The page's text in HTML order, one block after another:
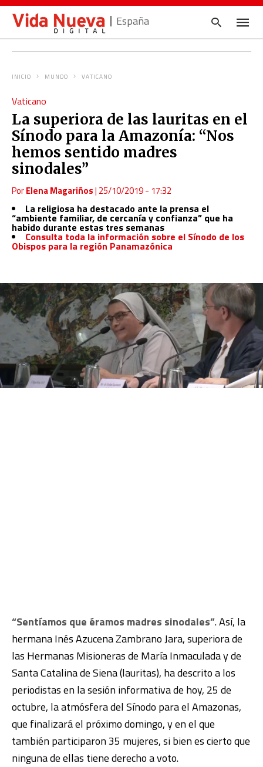
España
y
INICIO MUNDO VATICANO
Vaticano
La superiora de las lauritas en el
Sínodo para la Amazonía: “Nos
hemos sentido madres
sinodales”
PorElena Magariños| 25/10/2019 - 17:32
La religiosa ha destacado ante la prensa el
“ambiente familiar, de cercanía y confianza” que ha
habido durante estas tres semanas
Consulta toda la información sobre el Sínodo de los
Obispos para la región Panamazónica
“Sentíamos que éramos madres sinodales”. Así, la
hermana Inés Azucena Zambrano Jara, superiora de
las Hermanas Misioneras de María Inmaculada y de
Santa Catalina de Siena (lauritas), ha descrito a los
periodistas en la sesión informativa de hoy, 25 de
octubre, la atmósfera del Sínodo para el Amazonas,
que finalizará el próximo domingo, y en el que
también participaron 35 mujeres, si bien es cierto que
ninguna de ellas tiene derecho a voto.